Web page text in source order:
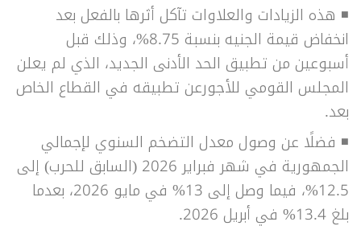
◾ هذه الزيادات والعلاوات تآكل أثرها بالفعل بعد
انخفاض قيمة الجنيه بنسبة 8.75%، وذلك قبل
أسبوعين من تطبيق الحد الأدنى الجديد، الذي لم يعلن
المجلس القومي للأجورعن تطبيقه في القطاع الخاص
بعد.
◾ فضلًا عن وصول معدل التضخم السنوي لإجمالي
الجمهورية في شهر فبراير 2026 (السابق للحرب) إلى
12.5%، فيما وصل إلى 13% في مايو 2026، بعدما
بلغ 13.4% في أبريل 2026.